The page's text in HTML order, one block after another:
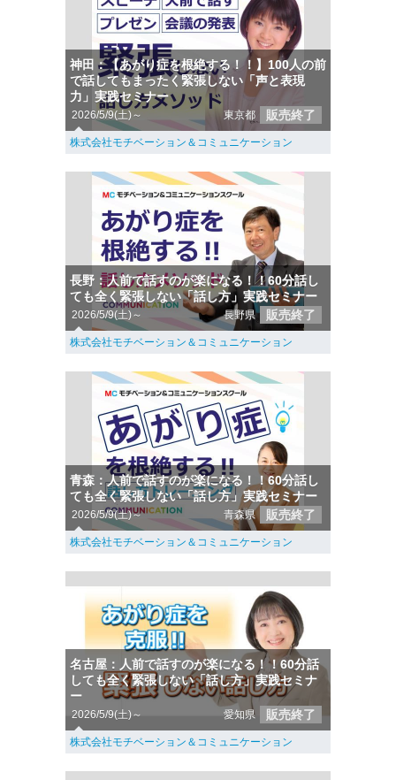
神田：【あがり症を根絶する！！】100人の前
で話してもまったく緊張しない「声と表現
力」実践セミナー
2026/5/9(土)～ 東京都 販売終了
株式会社モチベーション＆コミュニケーション
長野：人前で話すのが楽になる！！60分話し
ても全く緊張しない「話し方」実践セミナー
2026/5/9(土)～ 長野県 販売終了
株式会社モチベーション＆コミュニケーション
青森：人前で話すのが楽になる！！60分話し
ても全く緊張しない「話し方」実践セミナー
2026/5/9(土)～ 青森県 販売終了
株式会社モチベーション＆コミュニケーション
名古屋：人前で話すのが楽になる！！60分話
しても全く緊張しない「話し方」実践セミナ
ー
2026/5/9(土)～ 愛知県 販売終了
株式会社モチベーション＆コミュニケーション